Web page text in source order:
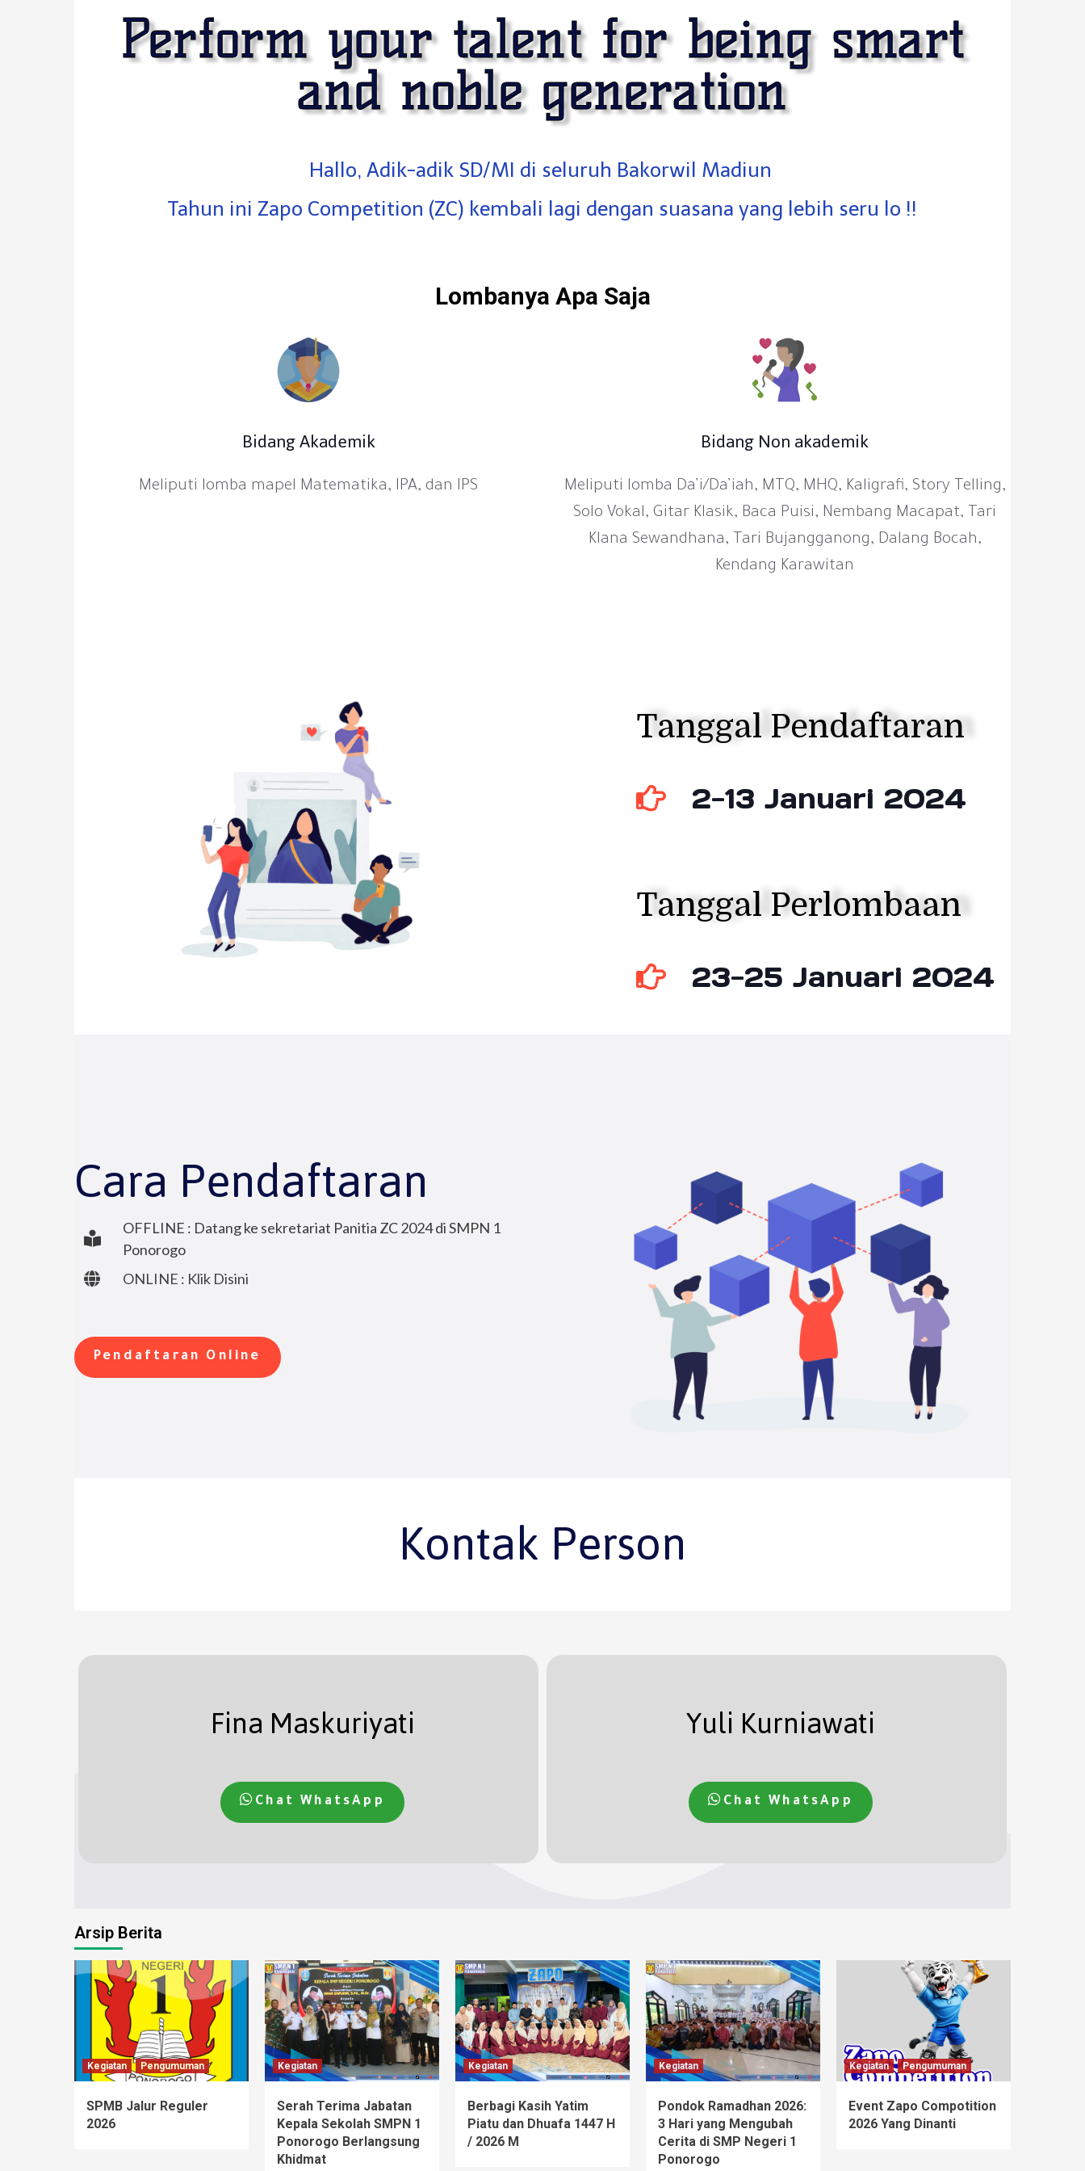
Perform your talent for being smart
and noble generation
Hallo, Adik-adik SD/MI di seluruh Bakorwil Madiun
Tahun ini Zapo Competition (ZC) kembali lagi dengan suasana yang lebih seru lo !!
Lombanya Apa Saja
Bidang Akademik
Meliputi lomba mapel Matematika, IPA, dan IPS
Bidang Non akademik
Meliputi lomba Da’i/Da’iah, MTQ, MHQ, Kaligrafi, Story Telling,
Solo Vokal, Gitar Klasik, Baca Puisi, Nembang Macapat, Tari
Klana Sewandhana, Tari Bujangganong, Dalang Bocah,
Kendang Karawitan
Tanggal Pendaftaran
2-13 Januari 2024
Tanggal Perlombaan
23-25 Januari 2024
Cara Pendaftaran
OFFLINE : Datang ke sekretariat Panitia ZC 2024 di SMPN 1
Ponorogo
ONLINE : Klik Disini
Pendaftaran Online
Kontak Person
Fina Maskuriyati
Chat WhatsApp
Yuli Kurniawati
Chat WhatsApp
Arsip Berita
Kegiatan Pengumuman
SPMB Jalur Reguler
2026
Kegiatan
Serah Terima Jabatan
Kepala Sekolah SMPN 1
Ponorogo Berlangsung
Khidmat
Kegiatan
Berbagi Kasih Yatim
Piatu dan Dhuafa 1447 H
/ 2026 M
Kegiatan
Pondok Ramadhan 2026:
3 Hari yang Mengubah
Cerita di SMP Negeri 1
Ponorogo
Kegiatan Pengumuman
Event Zapo Compotition
2026 Yang Dinanti